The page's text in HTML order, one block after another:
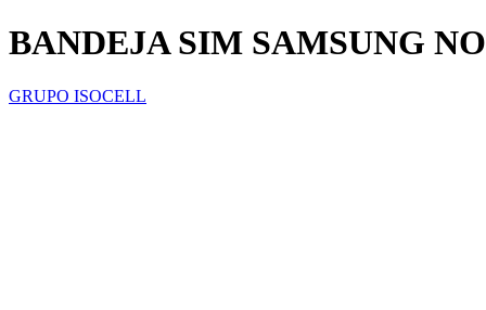
BANDEJA SIM SAMSUNG
GRUPO ISOCELL